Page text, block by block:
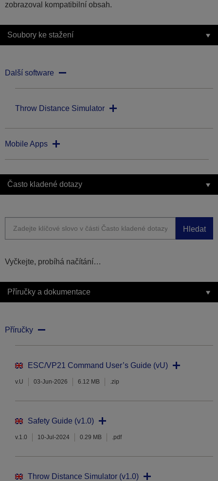
zobrazoval kompatibilní obsah.
Soubory ke stažení
Další software
Throw Distance Simulator
Mobile Apps
Často kladené dotazy
Hledat
Vyčkejte, probíhá načítání…
Příručky a dokumentace
Příručky
ESC/VP21 Command User’s Guide (vU)
v.U 03-Jun-2026 6.12 MB .zip
Safety Guide (v1.0)
v.1.0 10-Jul-2024 0.29 MB .pdf
Throw Distance Simulator (v1.0)